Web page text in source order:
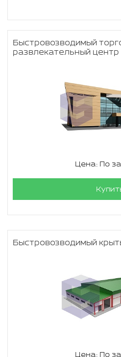
Быстровозводимый
развлекательный центр
Цена: По
Быстровозводимый
Цена: По